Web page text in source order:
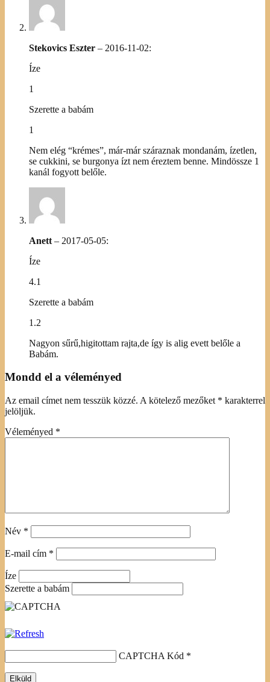
Stekovics Eszter – 2016-11-02:
Íze
1
Szerette a babám
1
Nem elég “krémes”, már-már száraznak mondanám, ízetlen,
se cukkini, se burgonya ízt nem éreztem benne. Mindössze 1
kanál fogyott belőle.
Anett – 2017-05-05:
Íze
4.1
Szerette a babám
1.2
Nagyon sűrű,higitottam rajta,de így is alig evett belőle a
Babám.
Mondd el a véleményed
Az email címet nem tesszük közzé. A kötelező mezőket * karakterrel
jelöljük.
Véleményed *
Név *
E-mail cím *
Íze
Szerette a babám
CAPTCHA Kód *